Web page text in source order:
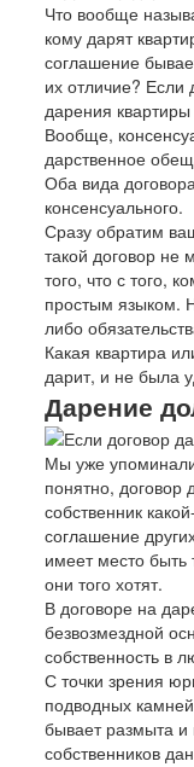
Что вообще
кому дарят
соглашение
их отличие? Если
дарения
Вообще,
дарственное
Оба вида
консенсуального.
Сразу обратим
такой договор не
того, что с того,
простым языком.
либо
Какая квартира
дарит, и не была
Дарение
Мы уже
понятно, договор
собственник
соглашение
имеет место быть
они того хотят.
В договоре на
безвозмездной
собственность в
С точки зрения
подводных
бывает размыта и
собственников